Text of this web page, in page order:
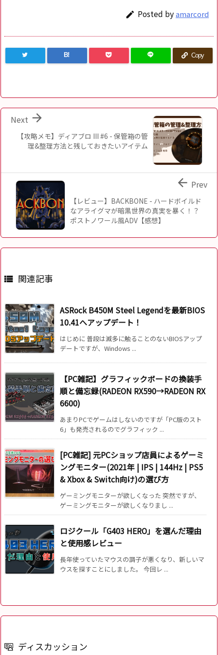
 Posted byamarcord
B! Copy
【攻略メモ】ディアブロ III #6 - 保管箱の管
理&整理方法と残しておきたいアイテム

Next
【レビュー】BACKBONE - ハードボイルド
なアライグマが暗黒世界の真実を暴く！？
ポストノワール風ADV【感想】
 Prev
 関連記事
ASRock B450M Steel Legendを最新BIOS
10.41へアップデート！
はじめに 普段は滅多に触ることのないBIOSアップ
デートですが、Windows ...
【PC雑記】グラフィックボードの換装手
順と備忘録(RADEON RX590→RADEON RX
6600)
あまりPCでゲームはしないのですが「PC版のスト
6」も発売されるのでグラフィック ...
[PC雑記] 元PCショップ店員によるゲーミ
ングモニター(2021年 | IPS | 144Hz | PS5
& Xbox & Switch向け)の選び方
ゲーミングモニターが欲しくなった 突然ですが、
ゲーミングモニターが欲しくなりまし ...
ロジクール「G403 HERO」を選んだ理由
と使用感レビュー
長年使っていたマウスの調子が悪くなり、新しいマ
ウスを探すことにしました。 今回レ ...
ディスカッション